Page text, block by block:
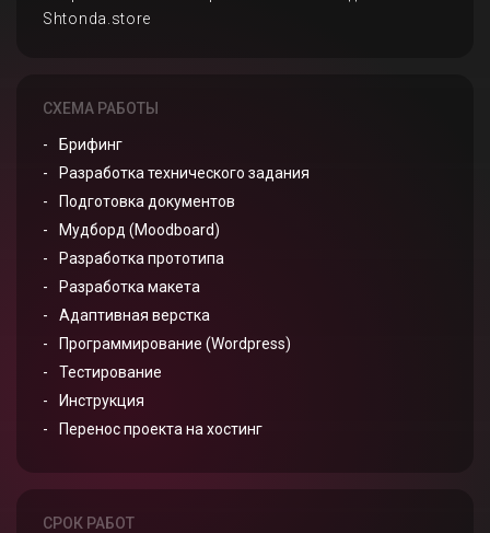
Shtonda.store
СХЕМА РАБОТЫ
Брифинг
Разработка технического задания
Подготовка документов
Мудборд (Moodboard)
Разработка прототипа
Разработка макета
Адаптивная верстка
Программирование (Wordpress)
Тестирование
Инструкция
Перенос проекта на хостинг
СРОК РАБОТ